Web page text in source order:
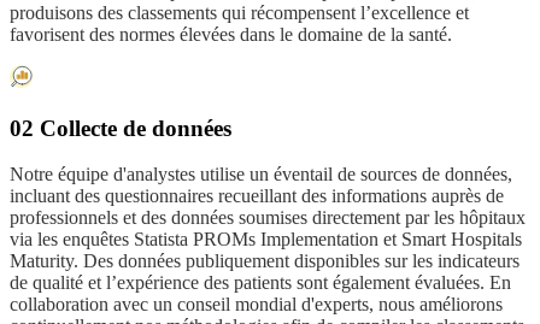
produisons des classements qui récompensent l’excellence et
favorisent des normes élevées dans le domaine de la santé.
02 Collecte de données
Notre équipe d'analystes utilise un éventail de sources de données,
incluant des questionnaires recueillant des informations auprès de
professionnels et des données soumises directement par les hôpitaux
via les enquêtes Statista PROMs Implementation et Smart Hospitals
Maturity. Des données publiquement disponibles sur les indicateurs
de qualité et l’expérience des patients sont également évaluées. En
collaboration avec un conseil mondial d'experts, nous améliorons